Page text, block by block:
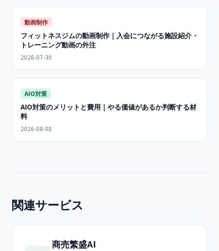
動画制作
フィットネスジムの動画制作｜入会につながる施設紹介・
トレーニング動画の外注
2026-07-30
AIO対策
AIO対策のメリットと費用｜やる価値があるか判断する材
料
2026-08-08
関連サービス
商売繁盛AI